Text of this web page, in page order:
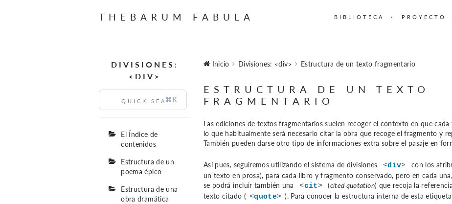
THEBARUM FABULA BIBLIOTECA PROYECTO
DIVISIONES:
<DIV>
⌘K
El Índice de
contenidos
Estructura de un
poema épico
Estructura de una
obra dramática
Inicio Divisiones: <div> Estructura de un texto fragmentario
ESTRUCTURA DE UN TEXTO
FRAGMENTARIO
Las ediciones de textos fragmentarios suelen recoger el contexto en que
lo que habitualmente será necesario citar la obra que recoge el fragmento y
También pueden darse otro tipo de informaciones extra sobre el pasaje en
Así pues, seguiremos utilizando el sistema de divisiones <div> con los
un texto en prosa), para cada libro y fragmento conservado, pero en cada
se podrá incluir también una
<cit> (cited quotation) que recoja la
texto citado ( <quote> ). Para conocer la estructura interna de esta